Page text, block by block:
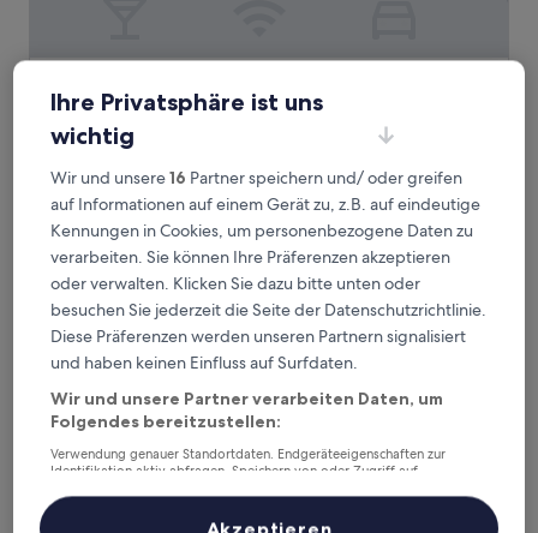
2. Ututu Stay West
2.0-
Sterne-
Unterkunft
West-Philadelphia, 2,9 km von Bahnhof Philadelphia
Overbrook entfernt
von
10,
Sehr
gut,
(42
Bewertungen)
8,2/10 Sehr gut (42 Bewertungen)
Der
Preis
179 €
inkl. Steuern & Gebühren
8. Aug.–9. Aug.
Philly Inn & Suites
Ihre Privatsphäre ist uns
wichtig
Wir und unsere16 Partner speichern und/ oder greifen
auf Informationen auf einem Gerät zu, z.B. auf eindeutige
Kennungen in Cookies, um personenbezogene Daten zu
verarbeiten. Sie können Ihre Präferenzen akzeptieren
oder verwalten. Klicken Sie dazu bitte unten oder
besuchen Sie jederzeit die Seite der Datenschutzrichtlinie.
Diese Präferenzen werden unseren Partnern signalisiert
und haben keinen Einfluss auf Surfdaten.
Wir und unsere Partner verarbeiten Daten, um
Folgendes bereitzustellen:
Verwendung genauer Standortdaten. Endgeräteeigenschaften zur
Identifikation aktiv abfragen. Speichern von oder Zugriff auf
Inhalte, Messung von Werbeleistung und der Performance von Inhalten,
Zielgruppenforschung sowie Entwicklung und Verbesserung von